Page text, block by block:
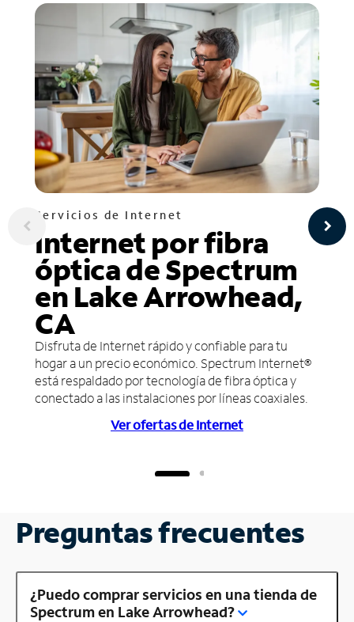
Servicios de Internet
Internet por fibra
óptica de Spectrum
en Lake Arrowhead,
CA
Disfruta de Internet rápido y confiable para tu
hogar a un precio económico. Spectrum Internet®
está respaldado por tecnología de fibra óptica y
conectado a las instalaciones por líneas coaxiales.
Ver ofertas de Internet
Preguntas frecuentes
¿Puedo comprar servicios en una tienda de
Spectrum en Lake Arrowhead?